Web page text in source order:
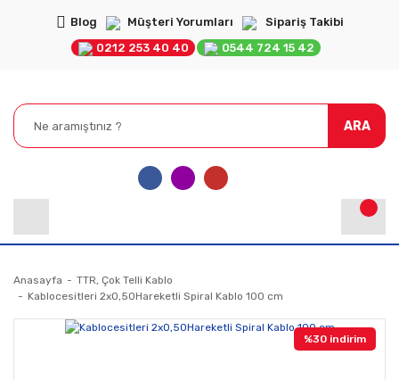
Blog Müşteri Yorumları
Sipariş Takibi
0212 253 40 40
0544 724 15 42
ARA
Anasayfa
TTR, Çok Telli Kablo
Kablocesitleri 2x0,50Hareketli Spiral Kablo 100 cm
%30 indirim